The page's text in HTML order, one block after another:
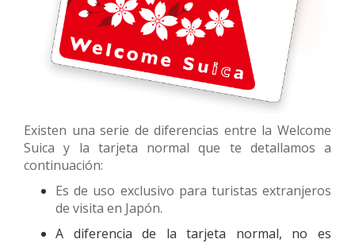
Existen una serie de diferencias entre la Welcome
Suica y la tarjeta normal que te detallamos a
continuación:
Es de uso exclusivo para turistas extranjeros
de visita en Japón.
A diferencia de la tarjeta normal, no es